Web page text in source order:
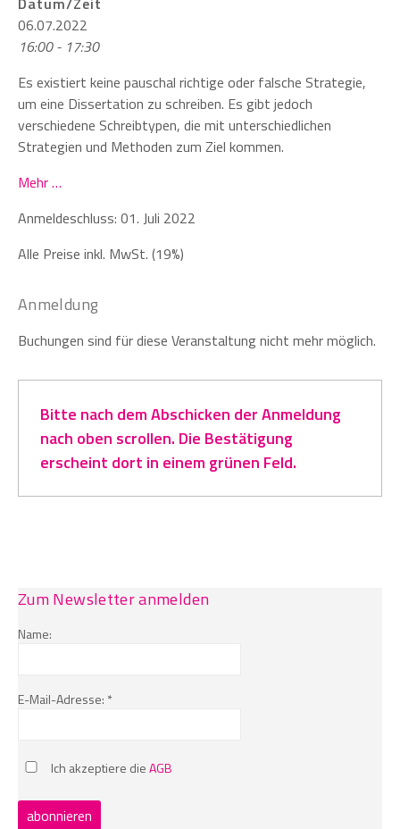
06.07.2022
16:00 - 17:30
Es existiert keine pauschal richtige oder falsche Strategie,
um eine Dissertation zu schreiben. Es gibt jedoch
verschiedene Schreibtypen, die mit unterschiedlichen
Strategien und Methoden zum Ziel kommen.
Mehr …
Anmeldeschluss: 01. Juli 2022
Alle Preise inkl. MwSt. (19%)
Anmeldung
Buchungen sind für diese Veranstaltung nicht mehr möglich.
Bitte nach dem Abschicken der Anmeldung
nach oben scrollen. Die Bestätigung
erscheint dort in einem grünen Feld.
Zum Newsletter anmelden
Name:
E-Mail-Adresse: *
Ich akzeptiere dieAGB